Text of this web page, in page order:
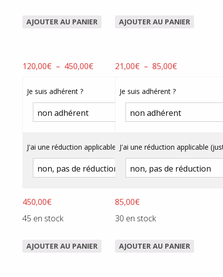
AJOUTER AU PANIER AJOUTER AU PANIER
120,00€ – 450,00€Plage
120,00€
Je suis adhérent ?
J'ai une réduction applicable (justificatif obligatoire) ?
450,00€
45 en stock
AJOUTER AU PANIER
21,00€ – 85,00€
21,00€
à
Je suis adhérent ?
J'ai une réduction applicable
85,00€
30 en stock
AJOUTER AU PANIER